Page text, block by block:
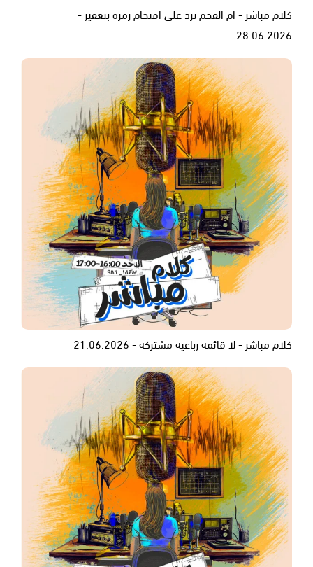
كلام مباشر - ام الفحم ترد على اقتحام زمرة بنغفير -
28.06.2026
كلام مباشر - لا قائمة رباعية مشتركة - 21.06.2026